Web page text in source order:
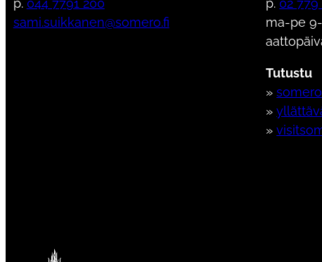
p. 044 7791 200
sami.suikkanen@somero.fi
p. 02 779
ma-pe
Tutustu
»
»
»